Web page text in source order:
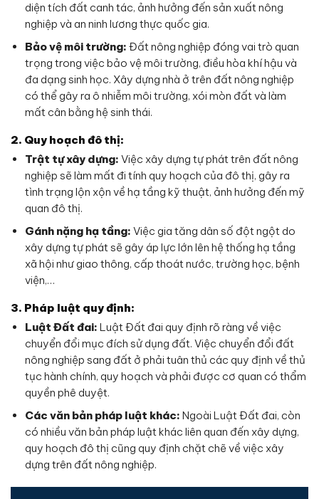
diện tích đất canh tác, ảnh hưởng đến sản xuất nông
nghiệp và an ninh lương thực quốc gia.
Bảo vệ môi trường: Đất nông nghiệp đóng vai trò quan
trọng trong việc bảo vệ môi trường, điều hòa khí hậu và
đa dạng sinh học. Xây dựng nhà ở trên đất nông nghiệp
có thể gây ra ô nhiễm môi trường, xói mòn đất và làm
mất cân bằng hệ sinh thái.
2. Quy hoạch đô thị:
Trật tự xây dựng: Việc xây dựng tự phát trên đất nông
nghiệp sẽ làm mất đi tính quy hoạch của đô thị, gây ra
tình trạng lộn xộn về hạ tầng kỹ thuật, ảnh hưởng đến mỹ
quan đô thị.
Gánh nặng hạ tầng: Việc gia tăng dân số đột ngột do
xây dựng tự phát sẽ gây áp lực lớn lên hệ thống hạ tầng
xã hội như giao thông, cấp thoát nước, trường học, bệnh
viện,…
3. Pháp luật quy định:
Luật Đất đai: Luật Đất đai quy định rõ ràng về việc
chuyển đổi mục đích sử dụng đất. Việc chuyển đổi đất
nông nghiệp sang đất ở phải tuân thủ các quy định về thủ
tục hành chính, quy hoạch và phải được cơ quan có thẩm
quyền phê duyệt.
Các văn bản pháp luật khác: Ngoài Luật Đất đai, còn
có nhiều văn bản pháp luật khác liên quan đến xây dựng,
quy hoạch đô thị cũng quy định chặt chẽ về việc xây
dựng trên đất nông nghiệp.